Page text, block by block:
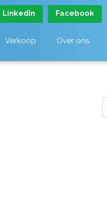
LinkedIn Facebook
Verkoop Over ons